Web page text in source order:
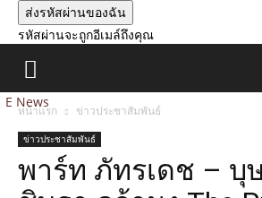
รหัสผ่านจะถูกอีเมล์ถึงคุณ
E News
หน้าแรก ข่าวประชาสัมพันธ์
ข่าวประชาสัมพันธ์
พาร์ท ภัทรเดช – บุ